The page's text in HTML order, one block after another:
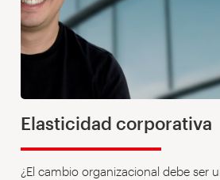
Elasticidad corporativa
¿El cambio organizacional debe ser